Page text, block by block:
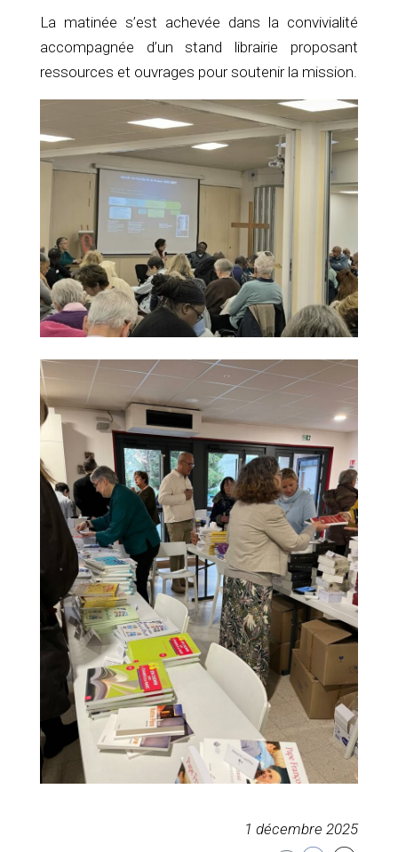
La matinée s’est achevée dans la convivialité
accompagnée d’un stand librairie proposant
ressources et ouvrages pour soutenir la mission.
1 décembre 2025